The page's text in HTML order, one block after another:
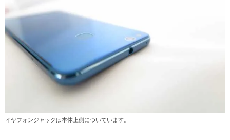
イヤフォンジャックは本体上側についています。